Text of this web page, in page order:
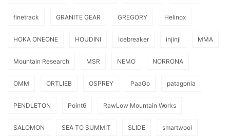
finetrack GRANITE GEAR GREGORY Helinox
HOKA ONEONE HOUDINI Icebreaker injinji MMA
Mountain Research MSR NEMO NORRONA
OMM ORTLIEB OSPREY PaaGo patagonia
PENDLETON Point6 RawLow Mountain Works
SALOMON SEA TO SUMMIT SLIDE smartwool